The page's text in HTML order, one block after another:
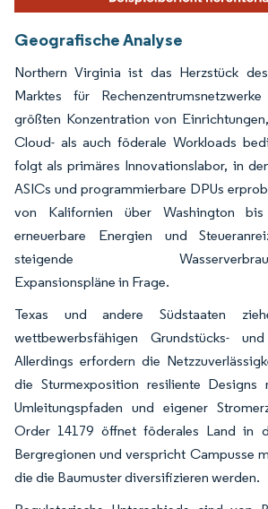
Geografische Analyse
Northern Virginia ist das Herzstück des
Marktes für
größten Konzentration von
Cloud- als auch föderale Workloads
folgt als primäres Innovationslabor, in
ASICs und programmierbare DPUs
von Kalifornien über Washington
erneuerbare Energien und
steigende
Expansionspläne in Frage.
Texas und andere Südstaaten
wettbewerbsfähigen Grundstücks-
Allerdings erfordern die
die Sturmexposition resiliente Designs
Umleitungspfaden und eigener
Order 14179 öffnet föderales Land in
Bergregionen und verspricht Campusse
die die Baumuster diversifizieren werden.